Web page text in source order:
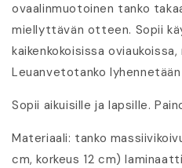
ovaalinmuotoinen tanko
miellyttävän otteen. Sopii
kaikenkokoisissa
Leuanvetotanko
Sopii aikuisille ja lapsille.
Materiaali: tanko
cm, korkeus 12 cm)